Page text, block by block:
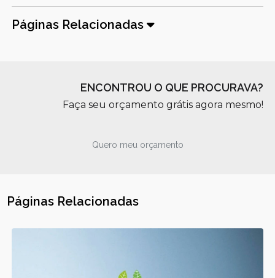
Páginas Relacionadas
ENCONTROU O QUE PROCURAVA?
Faça seu orçamento grátis agora mesmo!
Quero meu orçamento
Páginas Relacionadas